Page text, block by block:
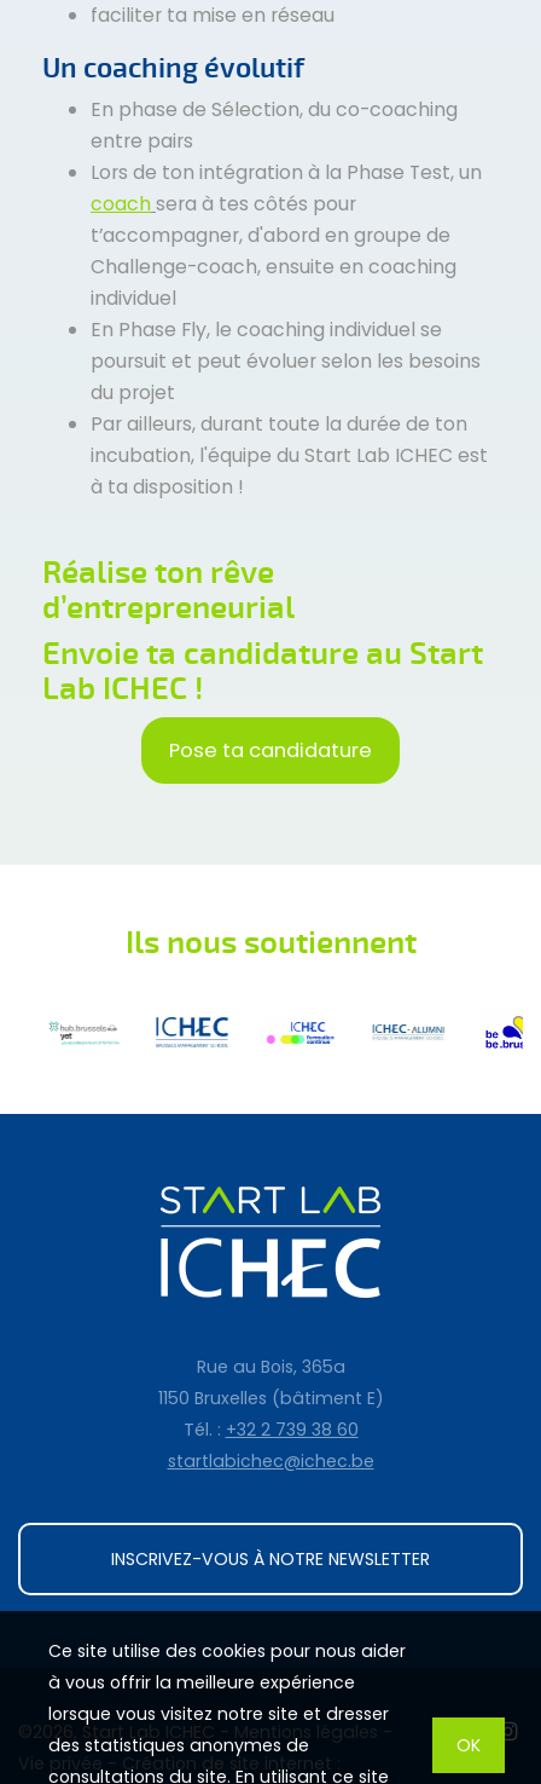
Ce site utilise des cookies pour nous aider
à vous offrir la meilleure expérience
lorsque vous visitez notre site et dresser
des statistiques anonymes de
consultations du site. En utilisant ce site
OK
faciliter ta mise en réseau
Un coaching évolutif
En phase de Sélection, du co-coaching
entre pairs
Lors de ton intégration à la Phase Test, un
coachsera à tes côtés pour
t’accompagner, d'abord en groupe de
Challenge-coach, ensuite en coaching
individuel
En Phase Fly, le coaching individuel se
poursuit et peut évoluer selon les besoins
du projet
Par ailleurs, durant toute la durée de ton
incubation, l'équipe du Start Lab ICHEC est
à ta disposition !
Réalise ton rêve
d’entrepreneurial
Envoie ta candidature au Start
Lab ICHEC !
Pose ta candidature
Ils nous soutiennent
Rue au Bois, 365a
1150 Bruxelles (bâtiment E)
Tél. : +32 2 739 38 60
startlabichec@ichec.be
INSCRIVEZ-VOUS À NOTRE NEWSLETTER
©2026, Start Lab ICHEC - Mentions légales -
Vie privée - Création de site internet :